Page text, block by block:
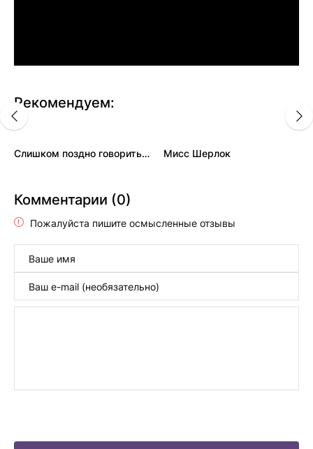
Рекомендуем:
Слишком поздно говорить: Я люблю тебя Мисс Шерлок
Комментарии (0)
Пожалуйста пишите осмысленные отзывы